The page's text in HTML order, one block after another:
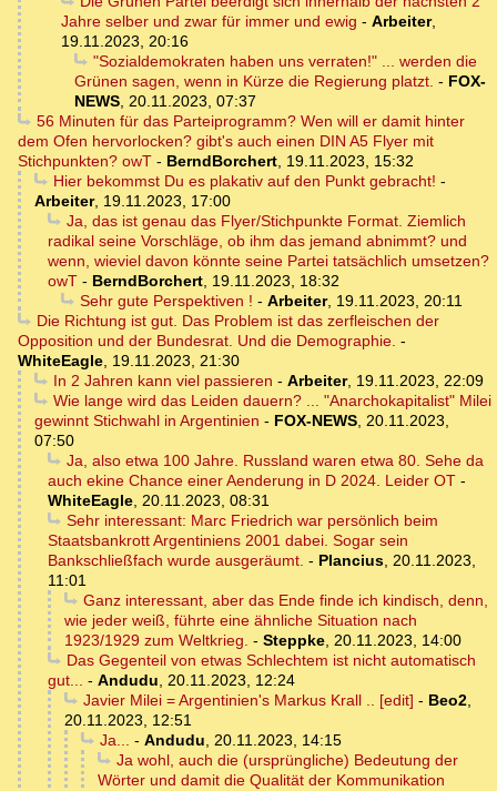
Jahre selber und zwar für immer und ewig - Arbeiter,
19.11.2023, 20:16
"Sozialdemokraten haben uns verraten!" ... werden die
Grünen sagen, wenn in Kürze die Regierung platzt. - FOX-
NEWS, 20.11.2023, 07:37
56 Minuten für das Parteiprogramm? Wen will er damit hinter
dem Ofen hervorlocken? gibt's auch einen DIN A5 Flyer mit
Stichpunkten? owT - BerndBorchert, 19.11.2023, 15:32
Hier bekommst Du es plakativ auf den Punkt gebracht! -
Arbeiter, 19.11.2023, 17:00
Ja, das ist genau das Flyer/Stichpunkte Format. Ziemlich
radikal seine Vorschläge, ob ihm das jemand abnimmt? und
wenn, wieviel davon könnte seine Partei tatsächlich umsetzen?
owT - BerndBorchert, 19.11.2023, 18:32
Sehr gute Perspektiven ! - Arbeiter, 19.11.2023, 20:11
Die Richtung ist gut. Das Problem ist das zerfleischen der
Opposition und der Bundesrat. Und die Demographie. -
WhiteEagle, 19.11.2023, 21:30
In 2 Jahren kann viel passieren - Arbeiter, 19.11.2023, 22:09
Wie lange wird das Leiden dauern? ... "Anarchokapitalist" Milei
gewinnt Stichwahl in Argentinien - FOX-NEWS, 20.11.2023,
07:50
Ja, also etwa 100 Jahre. Russland waren etwa 80. Sehe da
auch ekine Chance einer Aenderung in D 2024. Leider OT -
WhiteEagle, 20.11.2023, 08:31
Sehr interessant: Marc Friedrich war persönlich beim
Staatsbankrott Argentiniens 2001 dabei. Sogar sein
Bankschließfach wurde ausgeräumt. - Plancius, 20.11.2023,
11:01
Ganz interessant, aber das Ende finde ich kindisch, denn,
wie jeder weiß, führte eine ähnliche Situation nach
1923/1929 zum Weltkrieg. - Steppke, 20.11.2023, 14:00
Das Gegenteil von etwas Schlechtem ist nicht automatisch
gut... - Andudu, 20.11.2023, 12:24
Javier Milei = Argentinien's Markus Krall .. [edit] - Beo2,
20.11.2023, 12:51
Ja... - Andudu, 20.11.2023, 14:15
Ja wohl, auch die (ursprüngliche) Bedeutung der
Wörter und damit die Qualität der Kommunikation